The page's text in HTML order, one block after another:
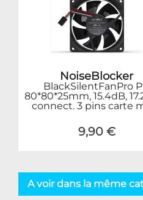
NoiseBlocker
BlackSilentFanPro
80*80*25mm, 15.4dB,
connect. 3 pins carte
9,90 €
A voir dans la même